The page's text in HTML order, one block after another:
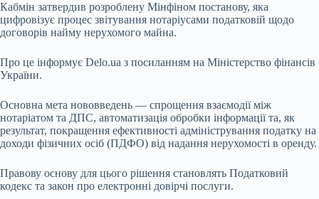
Кабмін затвердив розроблену Мінфіном постанову, яка
цифровізує процес звітування нотаріусами податковій щодо
договорів найму нерухомого майна.
Про це інформує Delo.ua з посиланням на Міністерство фінансів
України.
Основна мета нововведень — спрощення взаємодії між
нотаріатом та ДПС, автоматизація обробки інформації та, як
результат, покращення ефективності адміністрування податку на
доходи фізичних осіб (ПДФО) від надання нерухомості в оренду.
Правову основу для цього рішення становлять Податковий
кодекс та закон про електронні довірчі послуги.